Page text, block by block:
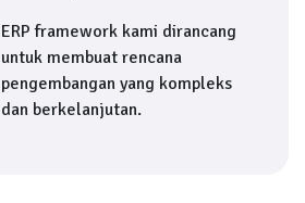
ERP framework kami dirancang
untuk membuat rencana
pengembangan yang kompleks
dan berkelanjutan.